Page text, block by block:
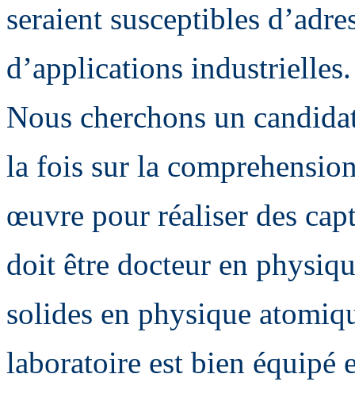
seraient susceptibles
d’applications industrielles.
Nous cherchons un
la fois sur la
œuvre pour réaliser des
doit être docteur en
solides en physique
laboratoire est bien équipé